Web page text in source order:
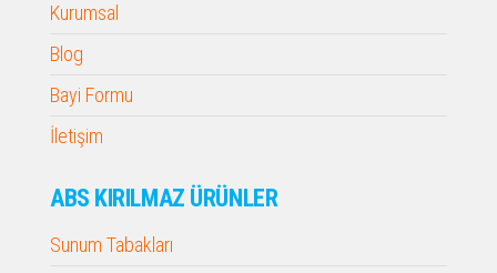
Kurumsal
Blog
Bayi Formu
İletişim
ABS KIRILMAZ ÜRÜNLER
Sunum Tabakları